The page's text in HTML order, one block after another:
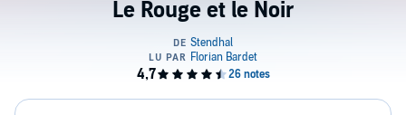
Le Rouge et le Noir